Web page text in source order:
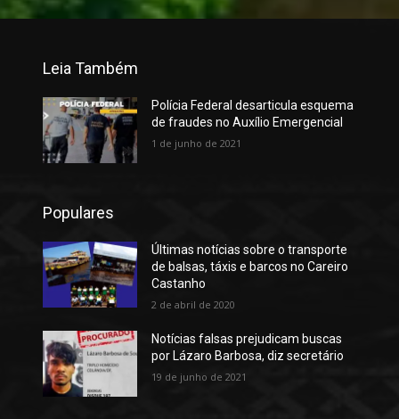
Leia Também
Polícia Federal desarticula esquema
de fraudes no Auxílio Emergencial
1 de junho de 2021
Populares
Últimas notícias sobre o transporte
de balsas, táxis e barcos no Careiro
Castanho
2 de abril de 2020
Notícias falsas prejudicam buscas
por Lázaro Barbosa, diz secretário
19 de junho de 2021